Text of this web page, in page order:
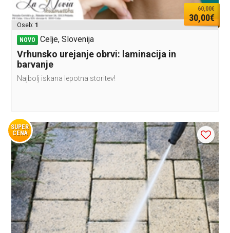
60,00€
30,00€
Oseb: 1
NOVO Celje, Slovenija
Vrhunsko urejanje obrvi: laminacija in
barvanje
Najbolj iskana lepotna storitev!
SUPER
CENA